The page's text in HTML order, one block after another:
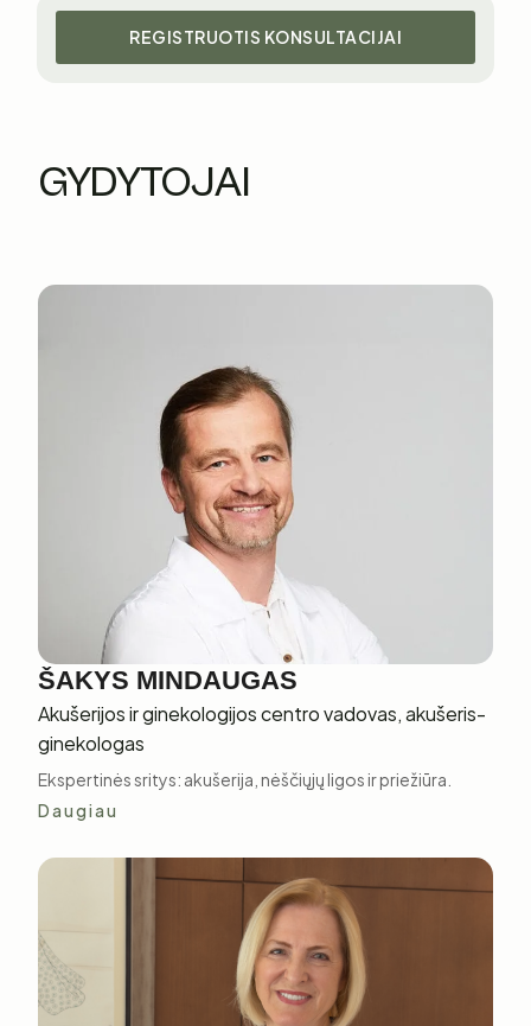
REGISTRUOTIS KONSULTACIJAI
GYDYTOJAI
ŠAKYS MINDAUGAS
Akušerijos ir ginekologijos centro vadovas, akušeris-
ginekologas
Ekspertinės sritys: akušerija, nėščiųjų ligos ir priežiūra.
Daugiau